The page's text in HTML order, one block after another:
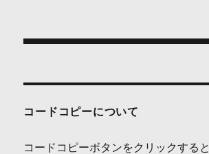
稿
ナ
ビ
コードコピーについて
コードコピーボタンをクリックすると